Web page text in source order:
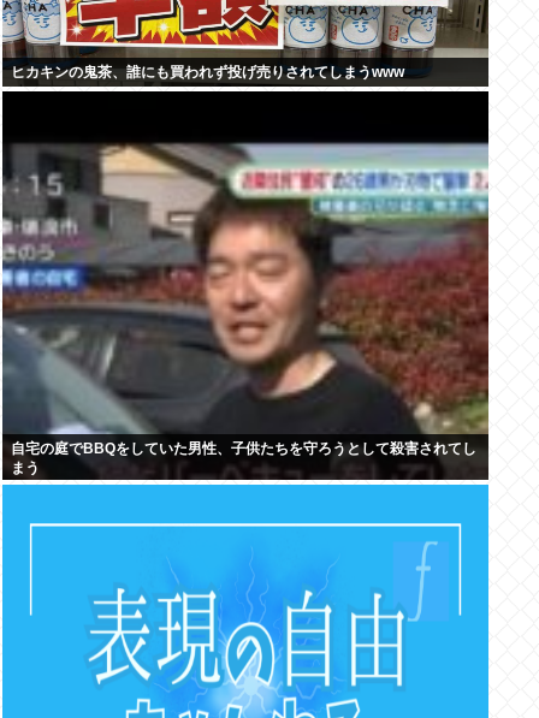
ヒカキンの鬼茶、誰にも買われず投げ売りされてしまうwww
自宅の庭でBBQをしていた男性、子供たちを守ろうとして殺害されてし
まう